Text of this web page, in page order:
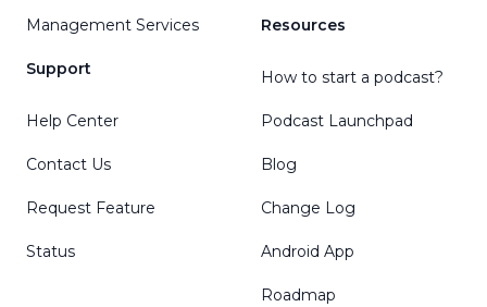
Management Services
Support
Help Center
Contact Us
Request Feature
Status
Resources
How to start a podcast?
Podcast Launchpad
Blog
Change Log
Android App
Roadmap